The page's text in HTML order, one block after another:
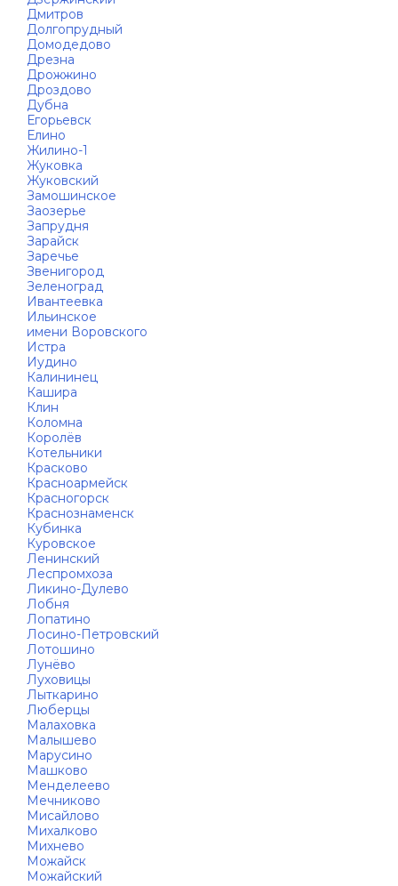
Дмитров
Долгопрудный
Домодедово
Дрезна
Дрожжино
Дроздово
Дубна
Егорьевск
Елино
Жилино-1
Жуковка
Жуковский
Замошинское
Заозерье
Запрудня
Зарайск
Заречье
Звенигород
Зеленоград
Ивантеевка
Ильинское
имени Воровского
Истра
Иудино
Калининец
Кашира
Клин
Коломна
Королёв
Котельники
Красково
Красноармейск
Красногорск
Краснознаменск
Кубинка
Куровское
Ленинский
Леспромхоза
Ликино-Дулево
Лобня
Лопатино
Лосино-Петровский
Лотошино
Лунёво
Луховицы
Лыткарино
Люберцы
Малаховка
Малышево
Марусино
Машково
Менделеево
Мечниково
Мисайлово
Михалково
Михнево
Можайск
Можайский